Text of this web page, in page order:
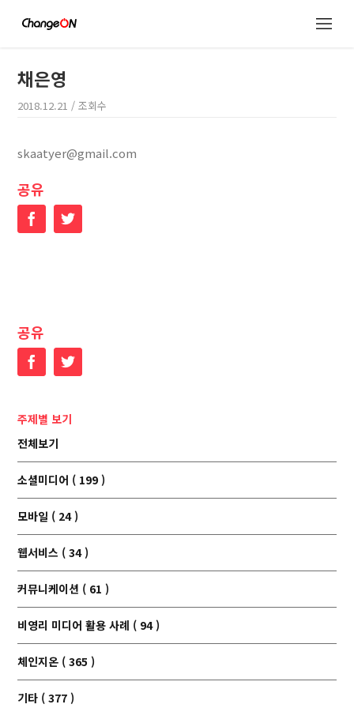
채은영
2018.12.21 / 조회수
skaatyer@gmail.com
공유
FacebookTwitter
공유
FacebookTwitter
주제별 보기
전체보기
소셜미디어 ( 199 )
모바일 ( 24 )
웹서비스 ( 34 )
커뮤니케이션 ( 61 )
비영리 미디어 활용 사례 ( 94 )
체인지온 ( 365 )
기타 ( 377 )